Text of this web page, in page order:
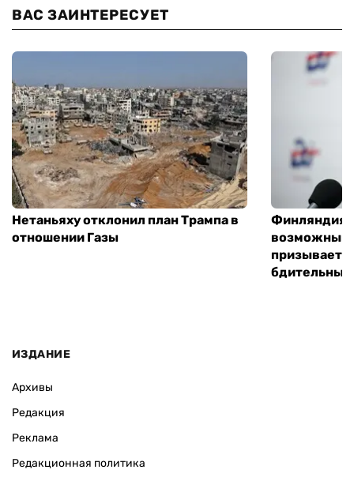
ВАС ЗАИНТЕРЕСУЕТ
Нетаньяху отклонил план Трампа в
отношении Газы
Финляндия
возможным
призывает
ИЗДАНИЕ
Архивы
Редакция
Реклама
Редакционная политика